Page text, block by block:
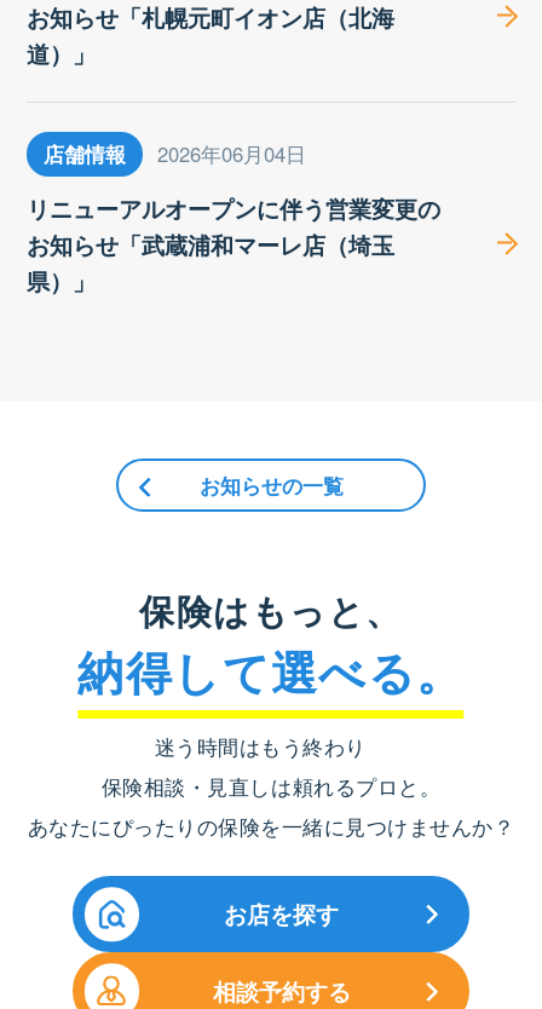
お知らせ「札幌元町イオン店（北海
道）」
店舗情報 2026年06月04日
リニューアルオープンに伴う営業変更の
お知らせ「武蔵浦和マーレ店（埼玉
県）」
お知らせの一覧
保険はもっと、
納得して選べる。
迷う時間はもう終わり
保険相談・見直しは頼れるプロと。
あなたにぴったりの保険を一緒に見つけませんか？
お店を探す
相談予約する